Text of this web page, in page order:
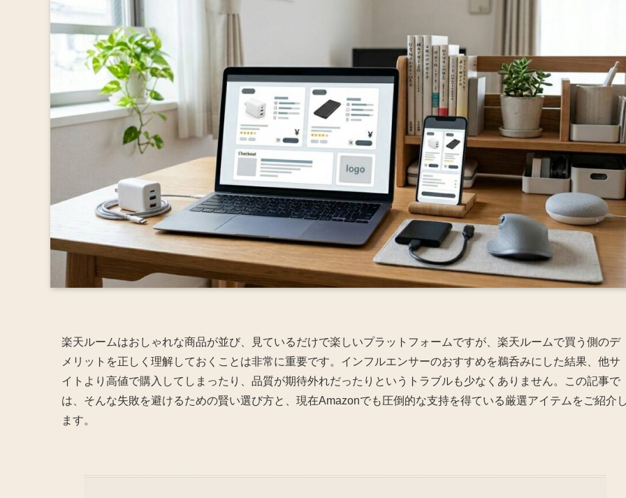
楽天ルームはおしゃれな商品が並び、見ているだけで楽しいプラットフォームですが、楽天ルームで買う側のデ
メリットを正しく理解しておくことは非常に重要です。インフルエンサーのおすすめを鵜呑みにした結果、他サ
イトより高値で購入してしまったり、品質が期待外れだったりというトラブルも少なくありません。この記事で
は、そんな失敗を避けるための賢い選び方と、現在Amazonでも圧倒的な支持を得ている厳選アイテムをご紹介
ます。